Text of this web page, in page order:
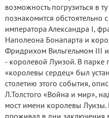
возможность погрузиться в
познакомится обстоятельно
императора Александра I,
Наполеона Бонапарта и
Фридрихом Вильгельмом III и
- королевой Луизой. В парке
«королевы сердец» был
столетию этого события,
Л.Толстого «Война и мир»,
мост имени королевы Луизы.
проживал в дни заключения